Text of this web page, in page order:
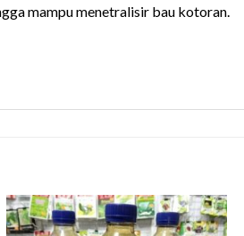
mampu menetralisir bau kotoran.